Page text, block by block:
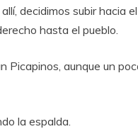
decidimos subir hacia
hasta el pueblo.
Picapinos, aunque un
la espalda.